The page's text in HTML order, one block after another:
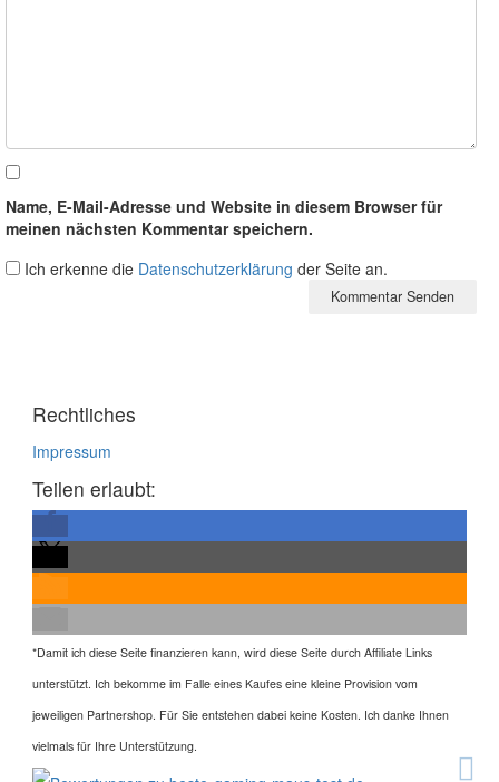
Name, E-Mail-Adresse und Website in diesem Browser für
meinen nächsten Kommentar speichern.
Ich erkenne die Datenschutzerklärung der Seite an.
Rechtliches
Impressum
Teilen erlaubt:
*Damit ich diese Seite finanzieren kann, wird diese Seite durch Affiliate Links
unterstützt. Ich bekomme im Falle eines Kaufes eine kleine Provision vom
jeweiligen Partnershop. Für Sie entstehen dabei keine Kosten. Ich danke Ihnen
vielmals für Ihre Unterstützung.